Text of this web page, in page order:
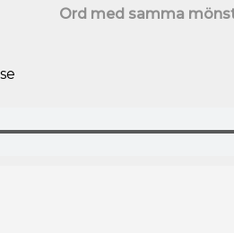
Ord med samma